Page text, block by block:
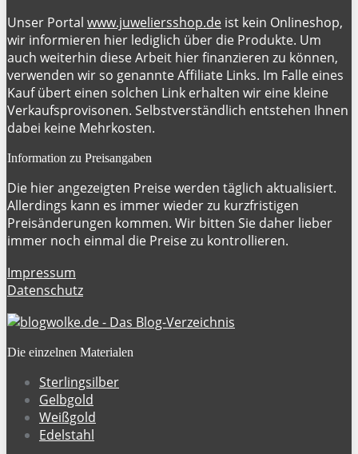
Unser Portal www.juweliersshop.de ist kein Onlineshop,
wir informieren hier lediglich über die Produkte. Um
auch weiterhin diese Arbeit hier finanzieren zu können,
verwenden wir so genannte Affiliate Links. Im Falle eines
Kauf übert einen solchen Link erhalten wir eine kleine
Verkaufsprovisonen. Selbstverständlich entstehen Ihnen
dabei keine Mehrkosten.
Information zu Preisangaben
Die hier angezeigten Preise werden täglich aktualisiert.
Allerdings kann es immer wieder zu kurzfristigen
Preisänderungen kommen. Wir bitten Sie daher lieber
immer noch einmal die Preise zu kontrollieren.
Impressum
Datenschutz
Die einzelnen Materialen
Sterlingsilber
Gelbgold
Weißgold
Edelstahl